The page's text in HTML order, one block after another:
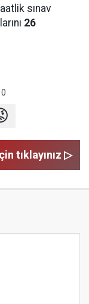
sınav
26
0
tıklayınız ▷